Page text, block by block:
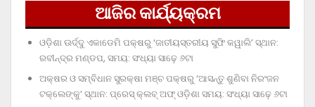
ଆଜିର କାର୍ଯ୍ୟକ୍ରମ
ଓଡ଼ିଶା ଊର୍ଦ୍ଦୁ ଏକାଡେମି ପକ୍ଷରୁ ‘ଜାତୀୟସ୍ତରୀୟ ସୁଫି କୱାଲି’ ସ୍ଥାନ:
ରବୀନ୍ଦ୍ର ମଣ୍ଡପ, ସମୟ: ସଂଧ୍ୟା ସାଢ଼େ ୬ଟା
ଅକ୍ଷର ଓ ସମ୍ବିଧାନ ସୁରକ୍ଷା ମଞ୍ଚ ପକ୍ଷରୁ ‘ଆସନ୍ତୁ ଶୁଣିବା ନିରଂଜନ
ଟକ୍‌ଲେଙ୍କୁ’ ସ୍ଥାନ: ପ୍ରେସ୍‌ କ୍ଲବ୍‌ ଅଫ୍‌ ଓଡ଼ିଶା ସମୟ: ସଂଧ୍ୟା ସାଢ଼େ ୬ଟା